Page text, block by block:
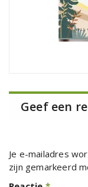
Geef een
Je e-mailadres
zijn gemarkeerd